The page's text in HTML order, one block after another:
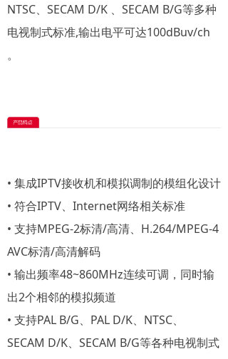
NTSC、SECAM D/K 、SECAM B/G等多种
电视制式标准,输出电平可达100dBuv/ch
。
• 集成IPTV接收机和模拟调制的模组化设计
• 符合IPTV、Internet网络相关标准
• 支持MPEG-2标清/高清、H.264/MPEG-4
AVC标清/高清解码
• 输出频率48~860MHz连续可调，同时输
出2个相邻的模拟频道
• 支持PAL B/G、PAL D/K、NTSC、
SECAM D/K、SECAM B/G等各种电视制式